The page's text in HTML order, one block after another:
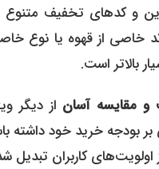
و کدهای تخفیف متنوع
خاصی از قهوه یا نوع
بالاتر است.
مقایسه آسان از دیگر
بودجه خرید خود
اولویت‌های کاربران تبدیل